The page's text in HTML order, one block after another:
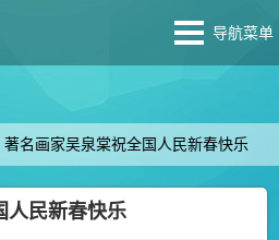
导航菜单
著名画家吴泉棠祝全国人民新春快乐
人民新春快乐